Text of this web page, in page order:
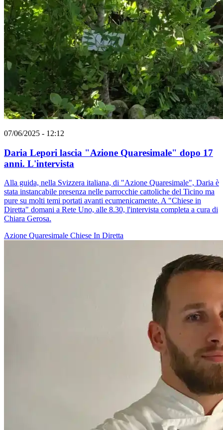
07/06/2025 - 12:12
Daria Lepori lascia "Azione Quaresimale" dopo 17
anni. L'intervista
Alla guida, nella Svizzera italiana, di "Azione Quaresimale", Daria è
stata instancabile presenza nelle parrocchie cattoliche del Ticino ma
pure su molti temi portati avanti ecumenicamente. A "Chiese in
Diretta" domani a Rete Uno, alle 8.30, l'intervista completa a cura di
Chiara Gerosa.
Azione Quaresimale Chiese In Diretta